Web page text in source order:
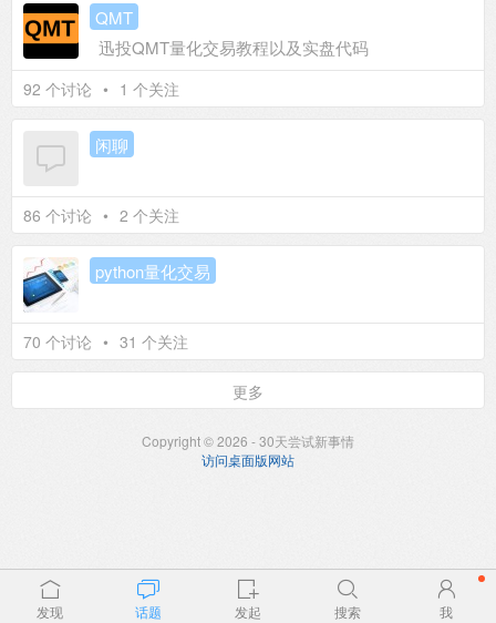
QMT
迅投QMT量化交易教程以及实盘代码
92 个讨论 • 1 个关注
闲聊
86 个讨论 • 2 个关注
python量化交易
70 个讨论 • 31 个关注
更多
Copyright © 2026 - 30天尝试新事情
访问桌面版网站
发现 话题 发起 搜索 我